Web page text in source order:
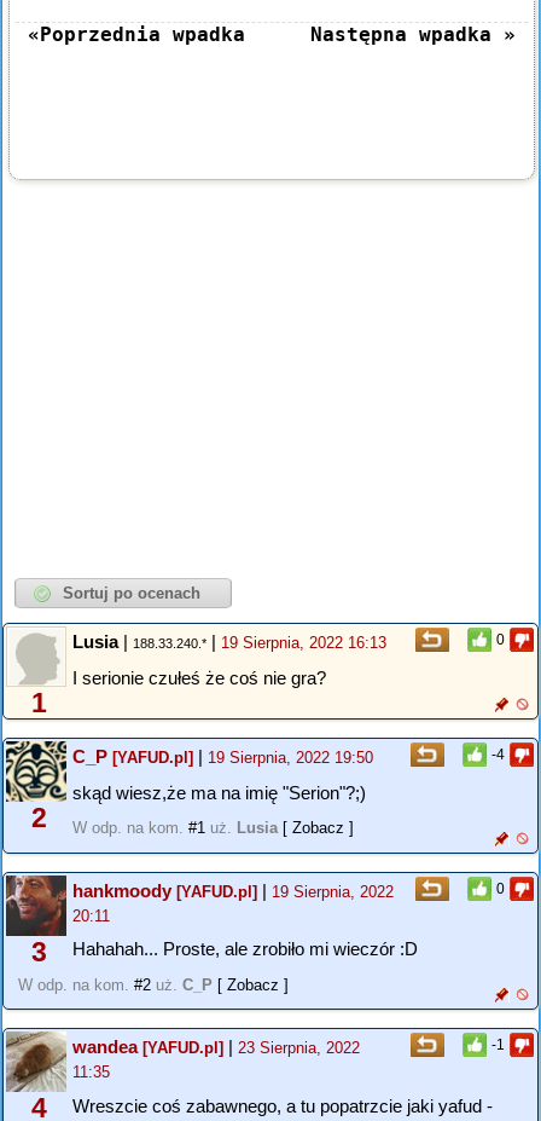
«Poprzednia wpadka Następna wpadka »
0
1
Lusia| 188.33.240.* | 19 Sierpnia, 2022 16:13
I serionie czułeś że coś nie gra?
-4
2
C_P [YAFUD.pl] | 19 Sierpnia, 2022 19:50
skąd wiesz,że ma na imię "Serion"?;)
W odp. na kom. #1 uż. Lusia [ Zobacz ]
0
3
hankmoody[YAFUD.pl] | 19 Sierpnia, 2022
20:11
Hahahah... Proste, ale zrobiło mi wieczór :D
W odp. na kom. #2 uż. C_P [ Zobacz ]
-1
4
wandea[YAFUD.pl] | 23 Sierpnia, 2022
11:35
Wreszcie coś zabawnego, a tu popatrzcie jaki yafud -